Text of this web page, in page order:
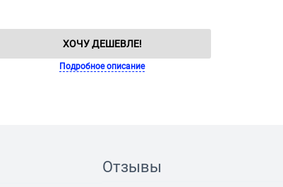
ХОЧУ ДЕШЕВЛЕ!
Подробное описание
Отзывы